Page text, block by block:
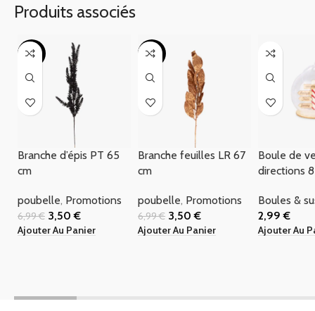
Produits associés
-50%
Branche d’épis PT 65
cm
poubelle, Promotions
6,99€ 3,50€
Ajouter Au Panier
-50%
Branche feuilles LR 67
cm
poubelle, Promotions
6,99€ 3,50€
Ajouter Au Panier
Boule de
directions
Boules &
2,99€
Ajouter Au